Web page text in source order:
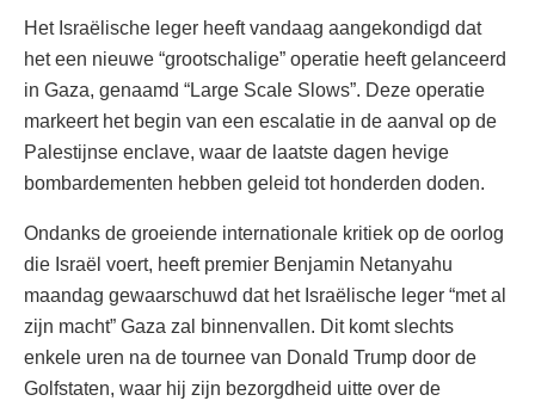
Het Israëlische leger heeft vandaag aangekondigd dat
het een nieuwe “grootschalige” operatie heeft gelanceerd
in Gaza, genaamd “Large Scale Slows”. Deze operatie
markeert het begin van een escalatie in de aanval op de
Palestijnse enclave, waar de laatste dagen hevige
bombardementen hebben geleid tot honderden doden.
Ondanks de groeiende internationale kritiek op de oorlog
die Israël voert, heeft premier Benjamin Netanyahu
maandag gewaarschuwd dat het Israëlische leger “met al
zijn macht” Gaza zal binnenvallen. Dit komt slechts
enkele uren na de tournee van Donald Trump door de
Golfstaten, waar hij zijn bezorgdheid uitte over de